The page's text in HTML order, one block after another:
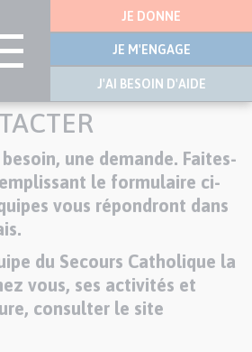
latérale
JE DONNE
JE M'ENGAGE
J'AI BESOIN D'AIDE
une demande. Faites-
le formulaire ci-
vous répondront dans
du Secours Catholique la
vous, ses activités et
consulter le site